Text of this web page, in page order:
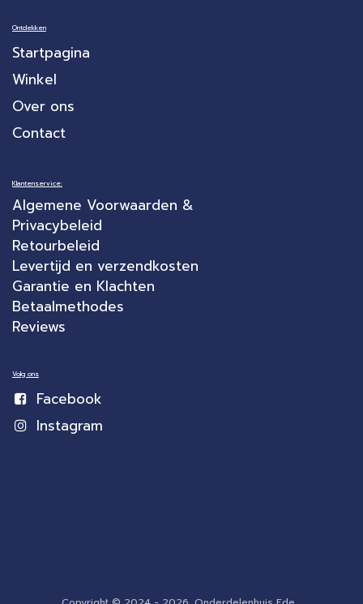
Ontdekken
Startpagina
Winkel
Over ons
Contact
Klantenservice:
Algemene Voorwaarden &
Privacybeleid
Retourbeleid
Levertijd en verzendkosten
Garantie en Klachten
Betaalmethodes
Reviews
Volg ons
Facebook
Instagram